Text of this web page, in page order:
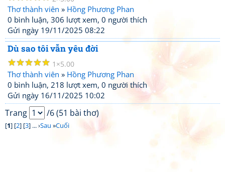
Thơ thành viên » Hồng Phương Phan
0 bình luận, 306 lượt xem, 0 người thích
Gửi ngày 19/11/2025 08:22
Dù sao tôi vẫn yêu đời
☆
☆
☆
☆
☆ 1 5.00
Thơ thành viên » Hồng Phương Phan
0 bình luận, 218 lượt xem, 0 người thích
Gửi ngày 16/11/2025 10:02
Trang /6 (51 bài thơ)
[1] [2] [3] ... ›Sau »Cuối